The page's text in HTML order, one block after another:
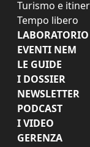
Turismo e
Tempo libero
EVENTI NEM
LE GUIDE
I DOSSIER
NEWSLETTER
PODCAST
I VIDEO
GERENZA